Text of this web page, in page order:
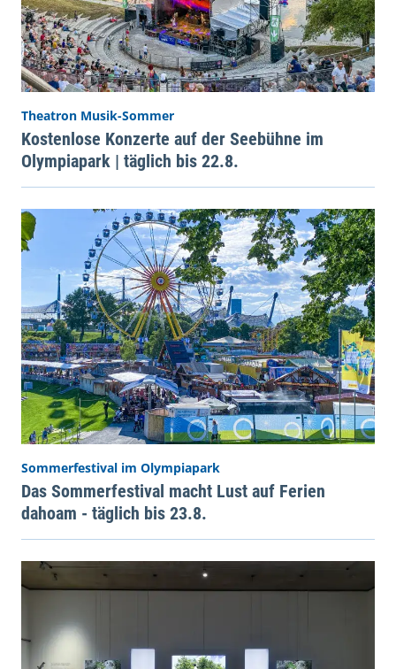
Theatron Musik-Sommer
Kostenlose Konzerte auf der Seebühne im
Olympiapark | täglich bis 22.8.
Sommerfestival im Olympiapark
Das Sommerfestival macht Lust auf Ferien
dahoam - täglich bis 23.8.